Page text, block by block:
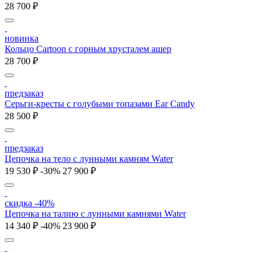
28 700 ₽
новинка
Кольцо Cartoon c горным хрусталем ашер
28 700 ₽
предзаказ
Серьги-кресты с голубыми топазами Ear Candy
28 500 ₽
предзаказ
Цепочка на тело с лунными камням Water
19 530 ₽ -30% 27 900 ₽
скидка -40%
Цепочка на талию с лунными камнями Water
14 340 ₽ -40% 23 900 ₽